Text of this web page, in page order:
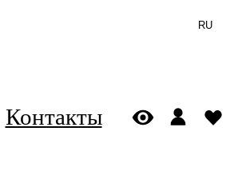
RU
Контакты